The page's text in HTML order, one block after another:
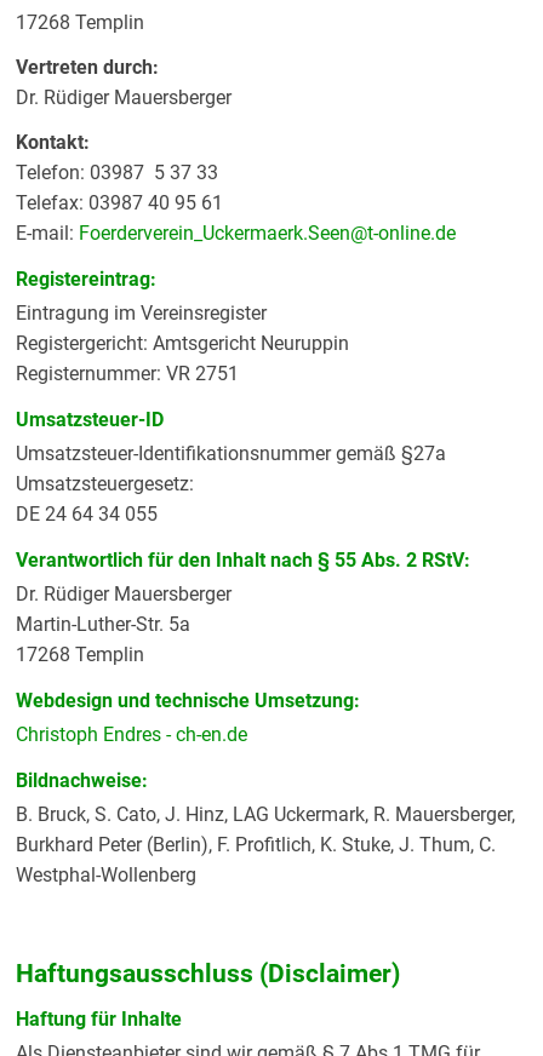
17268 Templin
Vertreten durch:
Dr. Rüdiger Mauersberger
Kontakt:
Telefon: 03987 5 37 33
Telefax: 03987 40 95 61
E-mail: Foerderverein_Uckermaerk.Seen@t-online.de
Registereintrag:
Eintragung im Vereinsregister
Registergericht: Amtsgericht Neuruppin
Registernummer: VR 2751
Umsatzsteuer-ID
Umsatzsteuer-Identifikationsnummer gemäß §27a
Umsatzsteuergesetz:
DE 24 64 34 055
Verantwortlich für den Inhalt nach § 55 Abs. 2 RStV:
Dr. Rüdiger Mauersberger
Martin-Luther-Str. 5a
17268 Templin
Webdesign und technische Umsetzung:
Christoph Endres - ch-en.de
Bildnachweise:
B. Bruck, S. Cato, J. Hinz, LAG Uckermark, R. Mauersberger,
Burkhard Peter (Berlin), F. Profitlich, K. Stuke, J. Thum, C.
Westphal-Wollenberg
Haftungsausschluss (Disclaimer)
Haftung für Inhalte